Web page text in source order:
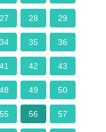
27 28 29
34 35 36
41 42 43
48 49 50
55 56 57